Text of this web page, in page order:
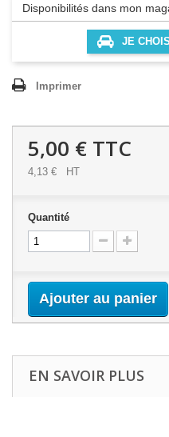
Disponibilités dans mon
JE
Imprimer
5,00 € TTC
4,13 € HT
Quantité
Ajouter au panier
EN SAVOIR PLUS